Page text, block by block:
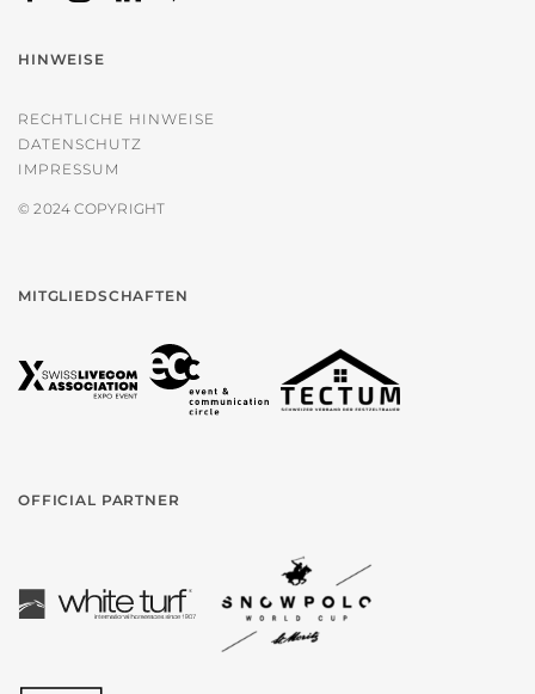
HINWEISE
RECHTLICHE HINWEISE
DATENSCHUTZ
IMPRESSUM
© 2024 COPYRIGHT
MITGLIEDSCHAFTEN
OFFICIAL PARTNER